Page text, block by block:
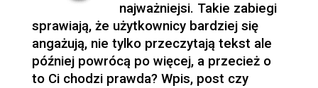
najważniejsi. Takie zabiegi
sprawiają, że użytkownicy bardziej się
angażują, nie tylko przeczytają tekst ale
później powrócą po więcej, a przecież o
to Ci chodzi prawda? Wpis, post czy